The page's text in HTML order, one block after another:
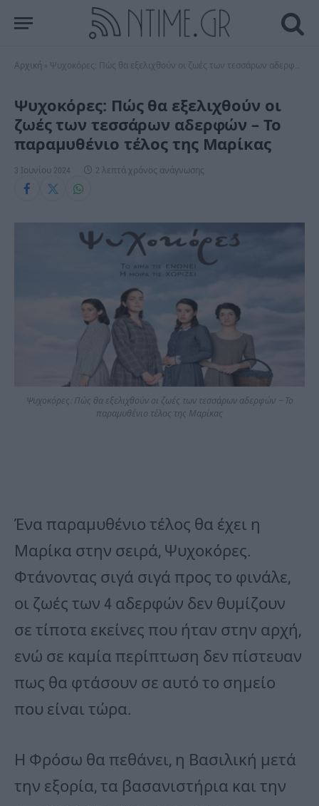
Αρχική Ψυχοκόρες: Πώς θα εξελιχθούν οι ζωές των τεσσάρων αδερφών – Το παραμυθένιο τέλος της Μαρίκας
Ψυχοκόρες: Πώς θα εξελιχθούν οι
ζωές των τεσσάρων αδερφών – Το
παραμυθένιο τέλος της Μαρίκας
3 Ιουνίου 2024 2 λεπτά χρόνος ανάγνωσης
Ψυχοκόρες: Πώς θα εξελιχθούν οι ζωές των τεσσάρων αδερφών – Το
παραμυθένιο τέλος της Μαρίκας
Ένα παραμυθένιο τέλος θα έχει η
Μαρίκα στην σειρά, Ψυχοκόρες.
Φτάνοντας σιγά σιγά προς το φινάλε,
οι ζωές των 4 αδερφών δεν θυμίζουν
σε τίποτα εκείνες που ήταν στην αρχή,
ενώ σε καμία περίπτωση δεν πίστευαν
πως θα φτάσουν σε αυτό το σημείο
που είναι τώρα.
Η Φρόσω θα πεθάνει, η Βασιλική μετά
την εξορία, τα βασανιστήρια και την